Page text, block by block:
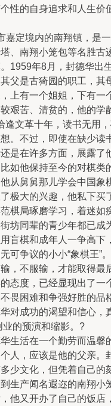
个性的自身追求和人生价
境内的南翔镇，是一
、南翔小笼包等名胜古
1959年8月，封德华出
父是古猗园的职工，其
上有一个姐姐，下有一
艰苦、清贫的，他的学
逢文革十年，读书无用
。不过，即使在缺少读
是在许多方面，展露了
如他保持至今的对棋类
从舅舅那儿学会中国象
极大的兴趣，他私下买
棋局琢磨学习，着迷如
坊同辈的青少年都已成
盲棋和成年人一争高下
可争议的小小“象棋王”
，不服输，才能取得最
态度，已经显现出了一
畏困难和争强好胜的品
对成功的渴望和信心，
业的预演和缩影。?
生活在一个勤劳而温馨
人，应该是他的父亲。
少文化，但凭着自己的
生产闻名遐迩的南翔小
他又开办了自己的饭店